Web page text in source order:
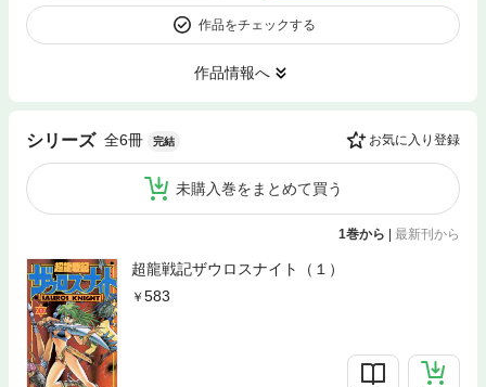
作品をチェックする
作品情報へ
シリーズ 全6冊 完結 お気に入り登録
未購入巻をまとめて買う
1巻から 最新刊から
超龍戦記ザウロスナイト（１）
583